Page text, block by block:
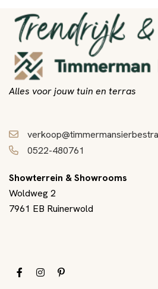
Alles voor jouw tuin en terras
0522-480761
Showterrein & Showrooms
Woldweg 2
7961 EB Ruinerwold